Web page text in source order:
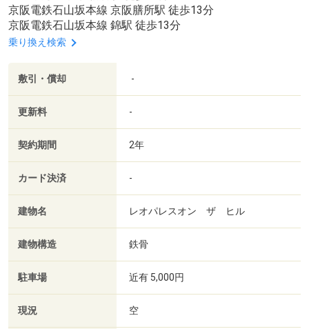
京阪電鉄石山坂本線 京阪膳所駅 徒歩13分
京阪電鉄石山坂本線 錦駅 徒歩13分
乗り換え検索
敷引・償却 -
更新料 -
契約期間 2年
カード決済 -
建物名 レオパレスオン ザ ヒル
建物構造 鉄骨
駐車場 近有 5,000円
現況 空